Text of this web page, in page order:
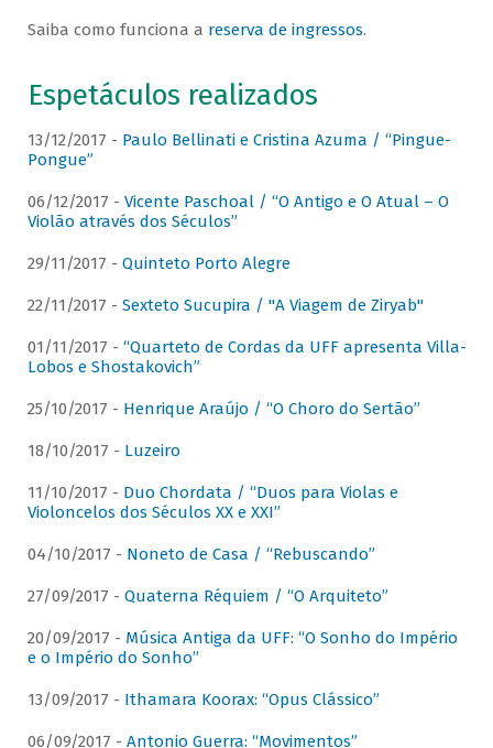
Saiba como funciona a reserva de ingressos.
Espetáculos realizados
13/12/2017 - Paulo Bellinati e Cristina Azuma / “Pingue-
Pongue”
06/12/2017 - Vicente Paschoal / “O Antigo e O Atual – O
Violão através dos Séculos”
29/11/2017 - Quinteto Porto Alegre
22/11/2017 - Sexteto Sucupira / "A Viagem de Ziryab"
01/11/2017 - “Quarteto de Cordas da UFF apresenta Villa-
Lobos e Shostakovich”
25/10/2017 - Henrique Araújo / “O Choro do Sertão”
18/10/2017 - Luzeiro
11/10/2017 - Duo Chordata / “Duos para Violas e
Violoncelos dos Séculos XX e XXI”
04/10/2017 - Noneto de Casa / “Rebuscando”
27/09/2017 - Quaterna Réquiem / “O Arquiteto”
20/09/2017 - Música Antiga da UFF: “O Sonho do Império
e o Império do Sonho”
13/09/2017 - Ithamara Koorax: “Opus Clássico”
06/09/2017 - Antonio Guerra: “Movimentos”